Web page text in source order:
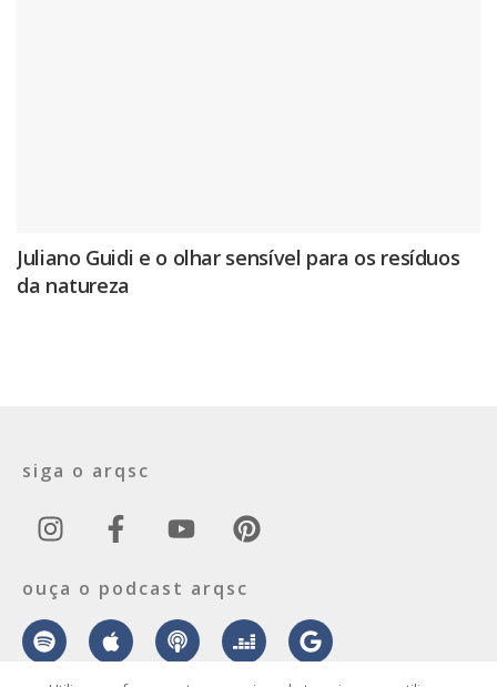
Juliano Guidi e o olhar sensível para os resíduos
da natureza
siga o arqsc
ouça o podcast arqsc